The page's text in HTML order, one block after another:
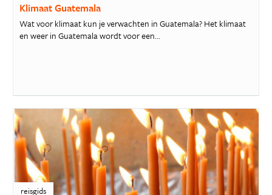
Klimaat Guatemala
Wat voor klimaat kun je verwachten in Guatemala? Het klimaat
en weer in Guatemala wordt voor een...
reisgids